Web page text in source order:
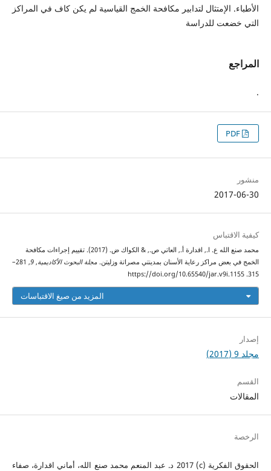
الأطباء. الإمتثال لتدابير مكافحة الخمج القياسية لم يكن كاف في المراكز
التي خضعت للدراسة
المراجع
.
PDF
منشور
2017-06-30
كيفية الاقتباس
محمد صنع الله ع. ا., اقدارة أ., العاتي ص., & الكواك ض. (2017). تقييم إجراءات مكافحة
الخمج في بعض مراكز رعاية الأسنان بمدينتي مصراتة وزليتن. مجلة البحوث الأكاديمية,
9
, 281–
315. https://doi.org/10.65540/jar.v9i.1155
المزيد من صيغ الاقتباسات
إصدار
مجلد 9 (2017)
القسم
المقالات
الرخصة
الحقوق الفكرية (c) 2017 د. عبد المنعم محمد صنع الله، أماني اقدارة، صفاء